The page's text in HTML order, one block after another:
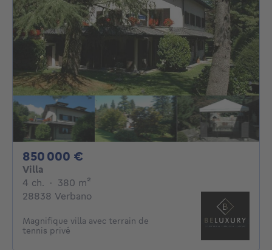
850 000 €
Villa
4 ch. 4 chambres
· 380 m²
28838 Verbano
Magnifique villa avec terrain de
tennis privé